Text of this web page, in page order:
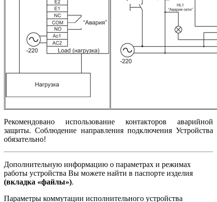
Рекомендовано использование контакторов аварийной
защиты. Соблюдение направления подключения Устройства
обязательно!
Дополнительную информацию о параметрах и режимах
работы устройства Вы можете найти в паспорте изделия
(вкладка «файлы»).
Параметры коммутации исполнительного устройства